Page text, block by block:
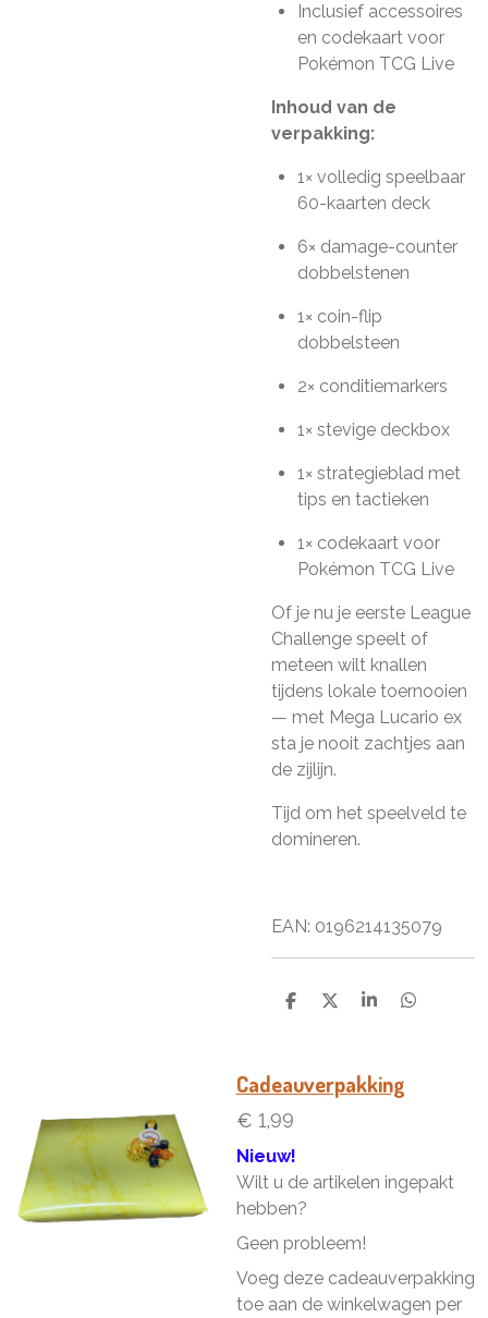
Inclusief accessoires
en codekaart voor
Pokémon TCG Live
Inhoud van de
verpakking:
1× volledig speelbaar
60-kaarten deck
6× damage-counter
dobbelstenen
1× coin-flip
dobbelsteen
2× conditiemarkers
1× stevige deckbox
1× strategieblad met
tips en tactieken
1× codekaart voor
Pokémon TCG Live
Of je nu je eerste League
Challenge speelt of
meteen wilt knallen
tijdens lokale toernooien
— met Mega Lucario ex
sta je nooit zachtjes aan
de zijlijn.
Tijd om het speelveld te
domineren.
EAN: 0196214135079
D
D
S
e
D
Cadeauverpakking
€ 1,99
Nieuw!
Wilt u de artikelen ingepakt
hebben?
Geen probleem!
Voeg deze cadeauverpakking
toe aan de winkelwagen per